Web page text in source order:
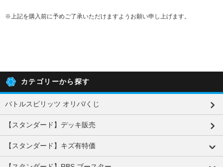
※上記を購入前に予めご了承いただけますようお願い申し上げます。
カテゴリーから探す
バトルスピリッツ オリパ/くじ
【スタンダード】デッキ販売
【スタンダード】キズ有特価